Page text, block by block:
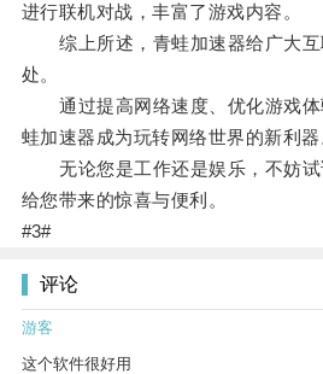
进行联机对战，丰富了游戏内容。
综上所述，青蛙加速器给广大互
处。
通过提高网络速度、优化游戏体
蛙加速器成为玩转网络世界的新利器
无论您是工作还是娱乐，不妨试
给您带来的惊喜与便利。
#3#
评论
游客
这个软件很好用